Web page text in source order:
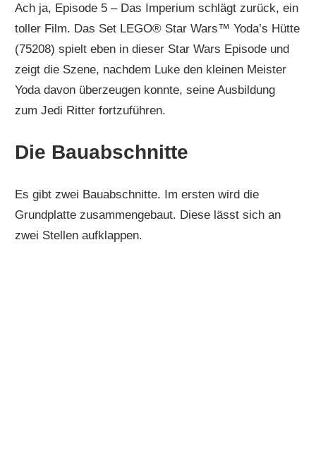
Ach ja, Episode 5 – Das Imperium schlägt zurück, ein
toller Film. Das Set LEGO® Star Wars™ Yoda’s Hütte
(75208) spielt eben in dieser Star Wars Episode und
zeigt die Szene, nachdem Luke den kleinen Meister
Yoda davon überzeugen konnte, seine Ausbildung
zum Jedi Ritter fortzuführen.
Die Bauabschnitte
Es gibt zwei Bauabschnitte. Im ersten wird die
Grundplatte zusammengebaut. Diese lässt sich an
zwei Stellen aufklappen.